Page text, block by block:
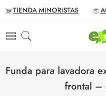
TIENDA MINORISTAS
Funda para lavadora
frontal –